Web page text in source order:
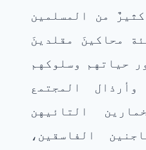
من المسلمين
محاكينَ مقلدينَ
حياتهم وسلوكهم
المجتمع
التائيهن
الفاسقين،